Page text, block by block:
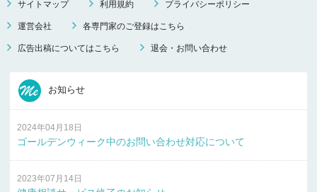
サイトマップ 利用規約 プライバシーポリシー
運営会社 各専門家のご登録はこちら
広告出稿についてはこちら 退会・お問い合わせ
お知らせ
2024年04月18日
ゴールデンウィーク中のお問い合わせ対応について
2023年07月14日